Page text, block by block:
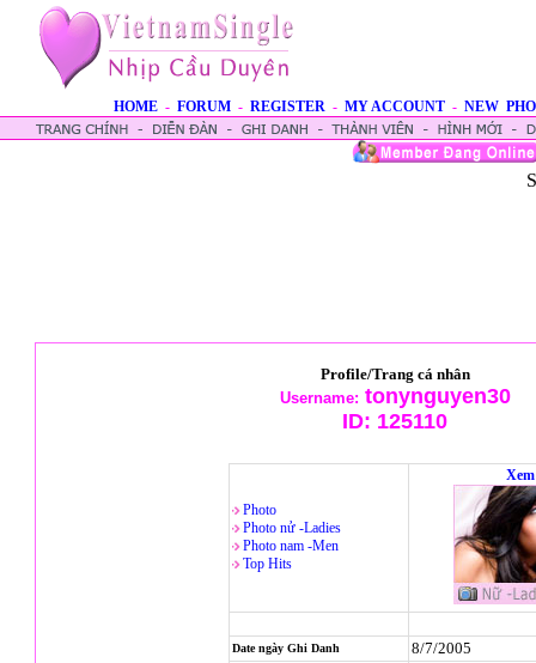
HOME - FORUM - REGISTER - MY ACCOUNT - NEW
Profile/Trang cá nhân
Username: tonynguyen30
ID: 125110
Photo
Photo nử -Ladies
Photo nam -Men
Top Hits
Date ngày Ghi Danh 8/7/2005